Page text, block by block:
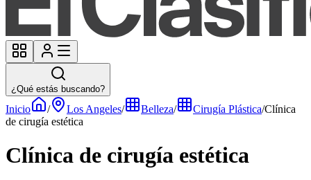
¿Qué estás buscando?
Inicio / Los Angeles/ Belleza/ Cirugía Plástica/Clínica
de cirugía estética
Clínica de cirugía estética